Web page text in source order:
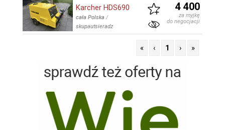
Karcher HDS690
cała Polska /
skupautsieradz
4 400
za myjkę
do negocjacji
« ‹ 1 › »